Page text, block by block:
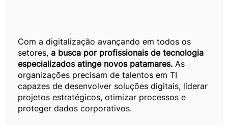
Com a digitalização avançando em todos os
setores, a busca por profissionais de tecnologia
especializados atinge novos patamares. As
organizações precisam de talentos em TI
capazes de desenvolver soluções digitais, liderar
projetos estratégicos, otimizar processos e
proteger dados corporativos.